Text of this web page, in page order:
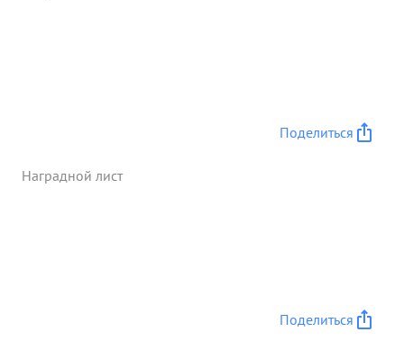
Поделиться
Наградной лист
Поделиться